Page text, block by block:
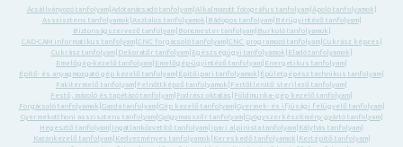
Ácsállványozó tanfolyam| Adótanácsadó tanfolyam| Alkalmazott fotográfus tanfolyam| Ápoló tanfolyamok
Asszisztens tanfolyamok Asztalos tanfolyamok Bádogos tanfolyam| Bérügyintéző tanfolyam|
Biztonságszervező tanfolyam| Boncmester tanfolyam| Burkoló tanfolyamok
CAD-CAM informatikus tanfolyam| CNC forgácsoló tanfolyam| CNC programozó tanfolyam| Cukrász képzés
Cukrász tanfolyam| Dekoratőr tanfolyam| Egészségügyi tanfolyamok Eladó tanfolyamok
Emelőgép-kezelő tanfolyam Emelőgép-ügyintéző tanfolyam Energetikus tanfolyam
Építő- és anyagmozgató gép kezelő tanfolyam Építőipari tanfolyamok Épületgépész technikus tanfolyam
Fakitermelő tanfolyam Felnőttképző tanfolyamok Fertőtlenítő sterilező tanfolyam
Festő, mázoló és tapétázó tanfolyam Fodrász oktatás Földmunka- gép kezelő tanfolyam
Forgácsoló tanfolyamok Gazda tanfolyam| Gép kezelő tanfolyam| Gyermek- és ifjúsági felügyelő tanfolyam|
Gyermekotthoni asszisztens tanfolyam| Gyógymasszőr tanfolyam| Gyógyszerkészítmény gyártó tanfolyam|
Hegesztő tanfolyam Ingatlanközvetítő tanfolyam Ipari alpinista tanfolyam Kályhás tanfolyam
Kazánkezelő tanfolyam| Kedvezményes tanfolyamok Kereskedő tanfolyamok Kertépítő tanfolyam|